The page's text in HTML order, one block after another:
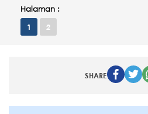
Halaman :
1 2
SHARE